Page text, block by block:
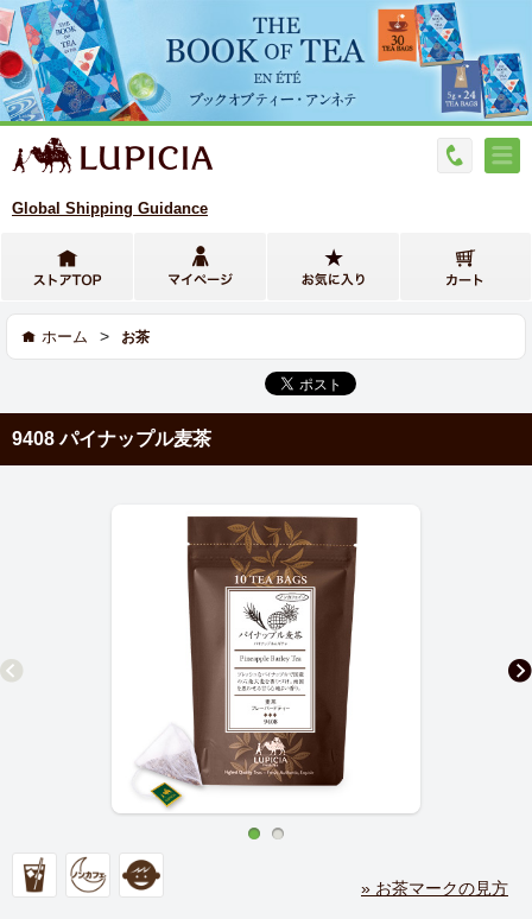
Global Shipping Guidance
ホーム > お茶
9408 パイナップル麦茶
» お茶マークの見方